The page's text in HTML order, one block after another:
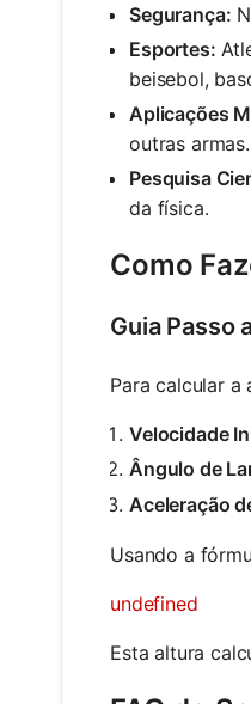
Segurança:
Esportes:
beisebol,
Aplicações
outras armas.
Pesquisa
da física.
Como
Guia Passo
Para calcular a
Velocidade
Ângulo de
Aceleração
Usando a
undefined
Esta altura